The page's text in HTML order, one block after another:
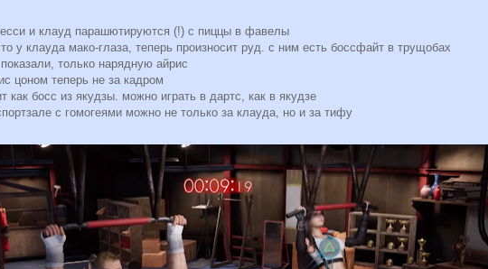
и клауд парашютируются (!) с пиццы в фавелы
у клауда мако-глаза, теперь произносит руд. с ним есть боссфайт в трущобах
только нарядную айрис
цоном теперь не за кадром
как босс из якудзы. можно играть в дартс, как в якудзе
с гомогеями можно не только за клауда, но и за тифу